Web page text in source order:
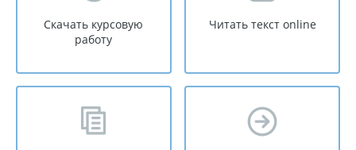
Скачать курсовую
работу
Читать текст online